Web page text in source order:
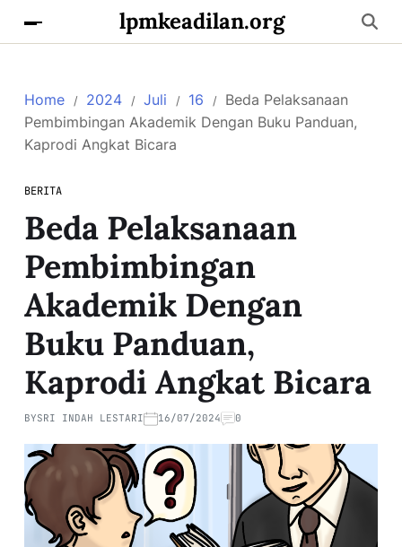
lpmkeadilan.org
Home 2024 Juli 16
Beda Pelaksanaan
Pembimbingan Akademik Dengan Buku Panduan,
Kaprodi Angkat Bicara
BERITA
Beda Pelaksanaan
Pembimbingan
Akademik Dengan
Buku Panduan,
Kaprodi Angkat Bicara
BYSRI INDAH LESTARI 16/07/2024 0